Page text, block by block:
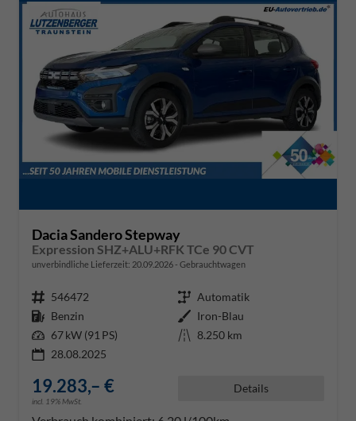
Dacia Sandero Stepway
Expression SHZ+ALU+RFK TCe 90 CVT
unverbindliche Lieferzeit: 20.09.2026 Gebrauchtwagen
Fahrzeugnr. 546472 Getriebe Automatik
Kraftstoff Benzin Außenfarbe Iron-Blau
Leistung 67 kW (91 PS) Kilometerstand 8.250 km
28.08.2025
19.283,– €
incl. 19% MwSt.
Details